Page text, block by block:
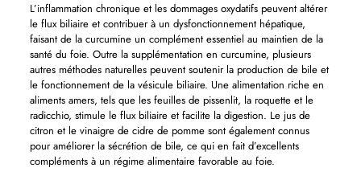
L’inflammation chronique et les dommages oxydatifs peuvent altérer
le flux biliaire et contribuer à un dysfonctionnement hépatique,
faisant de la curcumine un complément essentiel au maintien de la
santé du foie. Outre la supplémentation en curcumine, plusieurs
autres méthodes naturelles peuvent soutenir la production de bile et
le fonctionnement de la vésicule biliaire. Une alimentation riche en
aliments amers, tels que les feuilles de pissenlit, la roquette et le
radicchio, stimule le flux biliaire et facilite la digestion. Le jus de
citron et le vinaigre de cidre de pomme sont également connus
pour améliorer la sécrétion de bile, ce qui en fait d’excellents
compléments à un régime alimentaire favorable au foie.